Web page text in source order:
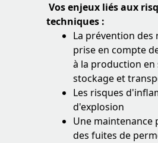
Vos enjeux liés aux
techniques :
La prévention des
prise en compte
à la production en
stockage et
Les risques
d'explosion
Une maintenance
des fuites de